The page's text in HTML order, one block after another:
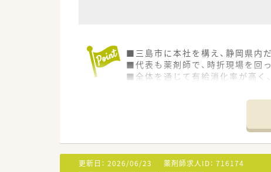
■三島市に本社を構え、静岡県内
■代表も薬剤師で、時折現場を回
■全体を通じて有給消化率が高く
■かかりつけや在宅業務を推進し
更新日： 2026/06/23 薬剤師求人ID： 716174